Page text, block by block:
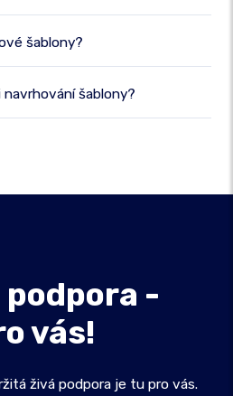
šablony?
šablony?
-
vás!
živá podpora je tu pro vás.